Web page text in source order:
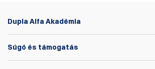
· Téglalap alakú DAA gyanta logó a fedélén
· Fekete vagy narancssárga színben elérhető
Külső méret: 258 x 243x M 118 mm
Dupla Alfa Akadémia
Súgó és támogatás